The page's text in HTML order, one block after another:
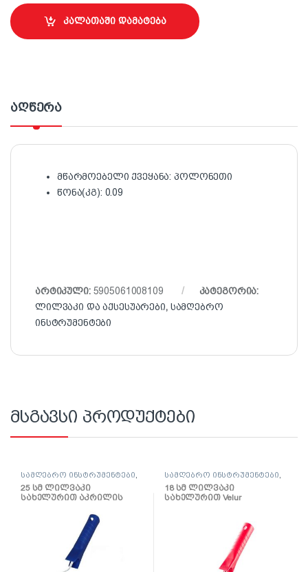
კალათაში დამატება
აღწერა
მწარმოებელი ქვეყანა: პოლონეთი
წონა(კგ): 0.09
არტიკული: 5905061008109
კატეგორია:
ლილვაკი და აქსესუარები, სამღებრო
ინსტრუმენტები
მსგავსი პროდუქტები
სამღებრო ინსტრუმენტები
ლილვაკი და აქსესუარები
25 სმ ლილვაკი
სახელურით აკრილის
სამღებრო ინსტრუმენტები
ლილვაკი და აქსესუარები
18 სმ ლილვაკი
სახელურით Velur